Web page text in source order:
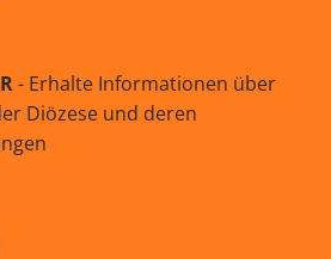
- Erhalte Informationen über
Diözese und deren